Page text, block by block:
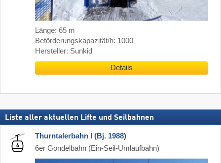
Länge: 65 m
Beförderungskapazität/h: 1000
Hersteller: Sunkid
Details
Liste aller aktuellen Lifte und Seilbahnen
Thurntalerbahn I (Bj. 1988)
6er Gondelbahn (Ein-Seil-Umlaufbahn)